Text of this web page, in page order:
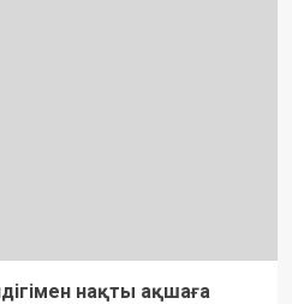
нақты ақшаға